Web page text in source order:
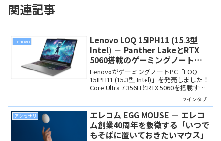
関連記事
Lenovo
Lenovo LOQ 15IPH11 (15.3型
Intel) － Panther LakeとRTX
5060搭載のゲーミングノート、
もはやLOQはエントリーブランド
とは言えないか？
LenovoがゲーミングノートPC「LOQ
15IPH11 (15.3型 Intel)」を発売しました！
Core Ultra 7 356HとRTX 5060を搭載する
Copilot+ PCです。素晴らしいスペックで
はありますが、もはやLOQはエントリー
ブランドという感じではなくなりました
ね…。
ウインタブ
アクセサリ
エレコム EGG MOUSE － エレコ
ム創業40周年を象徴する「いつで
もそばに置いておきたいマウス」